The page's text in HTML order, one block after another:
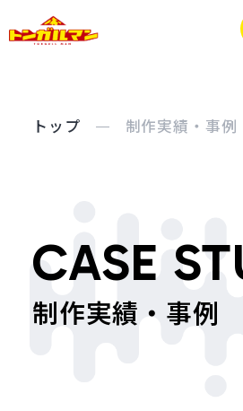
トップ 制作実績・事例
CASE
制作実績・事例